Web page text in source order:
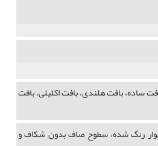
ساده، بافت هلندی، بافت اکلیلی، بافت
رنگ شده، سطوح صاف بدون شکاف و